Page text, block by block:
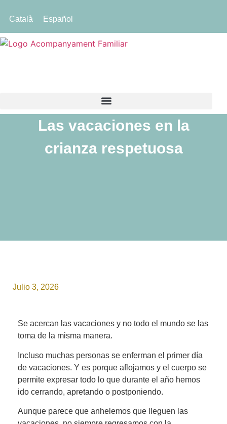
Català Español
Las vacaciones en la
crianza respetuosa
Julio 3, 2026
Se acercan las vacaciones y no todo el mundo se las
toma de la misma manera.
Incluso muchas personas se enferman el primer día
de vacaciones. Y es porque aflojamos y el cuerpo se
permite expresar todo lo que durante el año hemos
ido cerrando, apretando o postponiendo.
Aunque parece que anhelemos que lleguen las